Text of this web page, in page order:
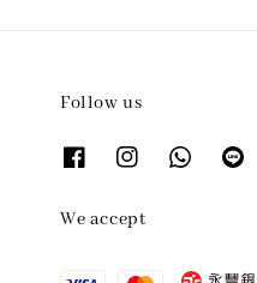
Follow us
We accept